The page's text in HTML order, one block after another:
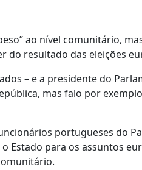
ao nível comunitário,
do resultado das eleições
– e a presidente do
mas falo por
portugueses do
Estado para os assuntos